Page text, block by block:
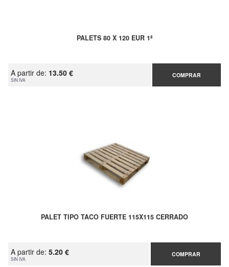
PALETS 80 X 120 EUR 1ª
A partir de: 13.50 €
SIN IVA
COMPRAR
PALET TIPO TACO FUERTE 115X115 CERRADO
A partir de: 5.20 €
SIN IVA
COMPRAR